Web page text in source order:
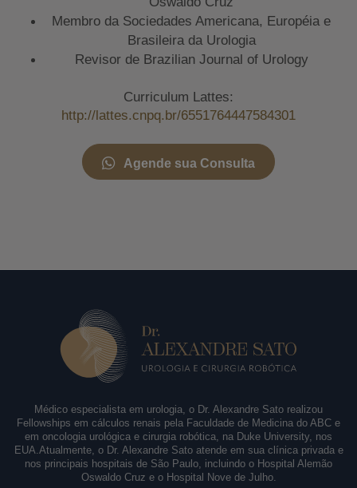
Membro da Sociedades Americana, Européia e
Brasileira da Urologia
Revisor de Brazilian Journal of Urology
Curriculum Lattes:
http://lattes.cnpq.br/6551764447584301
Agende sua Consulta
Médico especialista em urologia, o Dr. Alexandre Sato realizou
Fellowships em cálculos renais pela Faculdade de Medicina do ABC e
em oncologia urológica e cirurgia robótica, na Duke University, nos
EUA.Atualmente, o Dr. Alexandre Sato atende em sua clínica privada e
nos principais hospitais de São Paulo, incluindo o Hospital Alemão
Oswaldo Cruz e o Hospital Nove de Julho.